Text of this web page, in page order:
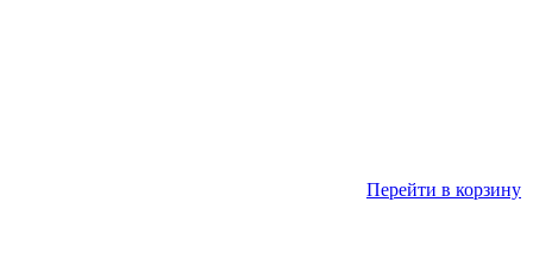
Перейти в корзину